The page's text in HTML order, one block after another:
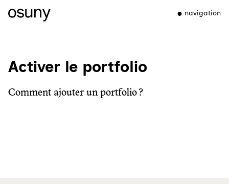
navigation
Activer le portfolio
Comment ajouter un portfolio ?